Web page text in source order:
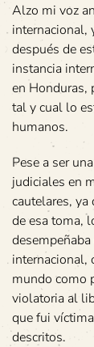
Alzo mi voz
internacional,
después de
instancia
en Honduras,
tal y cual lo
humanos.
Pese a ser
judiciales en
cautelares,
de esa toma,
internacional,
mundo como
violatoria al
que fui
descritos.